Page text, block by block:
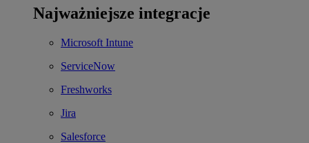
Najważniejsze integracje
Microsoft Intune
ServiceNow
Freshworks
Jira
Salesforce